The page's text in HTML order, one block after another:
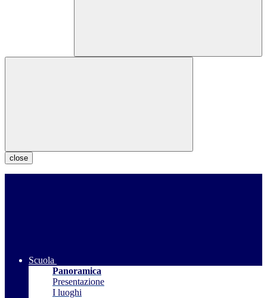
close
Scuola
Panoramica
Presentazione
I luoghi